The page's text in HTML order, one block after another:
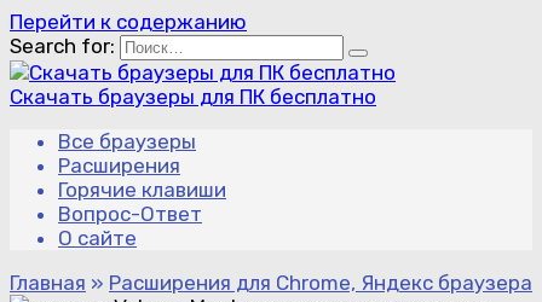
Перейти к содержанию
Search for:
Скачать браузеры для ПК бесплатно
Все браузеры
Расширения
Горячие клавиши
Вопрос-Ответ
О сайте
Главная » Расширения для Chrome, Яндекс браузера